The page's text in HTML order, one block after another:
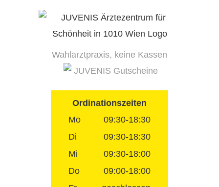
Ordinationszeiten
Mo
09:30-18:30
Di
09:30-18:30
Mi
09:30-18:00
Do
09:00-18:00
Wahlarztpraxis, keine Kassen
JUVENIS Gutscheine